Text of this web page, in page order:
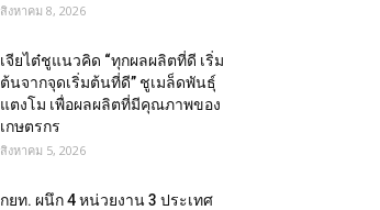
สิงหาคม 8, 2026
เจียไต๋ชูแนวคิด “ทุกผลผลิตที่ดี เริ่ม
ต้นจากจุดเริ่มต้นที่ดี” ชูเมล็ดพันธุ์
แตงโม เพื่อผลผลิตที่มีคุณภาพของ
เกษตรกร
สิงหาคม 5, 2026
กยท. ผนึก 4 หน่วยงาน 3 ประเทศ